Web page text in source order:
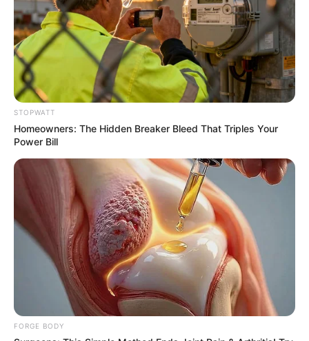
$30k In Debt Relief Scandal: What Financial
Institutions Quietly Conceal
JG WENTWORTH
STOPWATT
Homeowners: The Hidden Breaker Bleed That Triples Your
Power Bill
FORGE BODY